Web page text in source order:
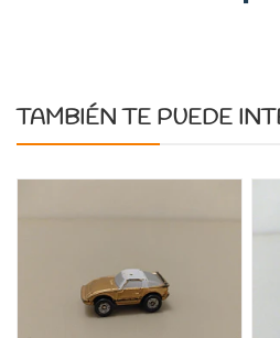
TAMBIÉN TE PUEDE